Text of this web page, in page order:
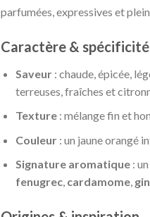
parfumées, expressives et
Caractère &
Saveur: chaude, épicée,
terreuses, fraîches et
Texture: mélange fin et
Couleur: un jaune orangé
Signature aromatique:
fenugrec, cardamome,